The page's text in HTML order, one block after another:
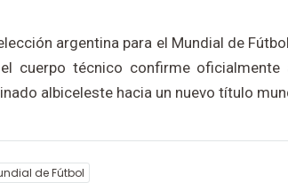
argentina para el Mundial de
cuerpo técnico confirme
albiceleste hacia un nuevo título
de Fútbol